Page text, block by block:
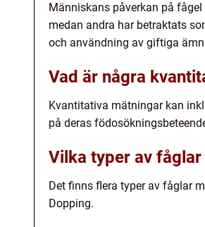
Människans påverkan på
medan andra har betraktats
och användning av giftiga
Vad är några
Kvantitativa mätningar kan
på deras
Vilka typer av
Det finns flera typer av fåglar
Dopping.